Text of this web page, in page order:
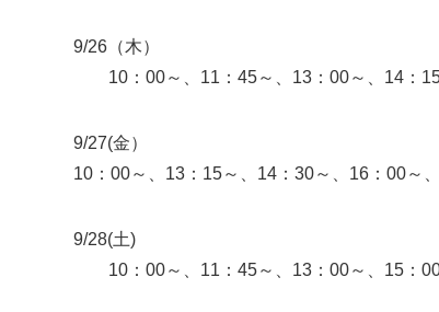
9/26（木）
10：00～、11：45～、13：00～、14：15
9/27(金）
10：00～、13：15～、14：30～、16：00～
9/28(土)
10：00～、11：45～、13：00～、15：00